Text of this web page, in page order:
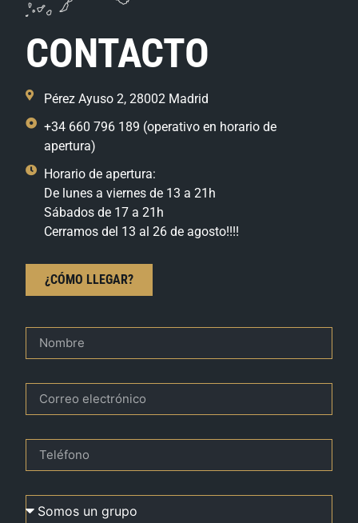
CONTACTO
Pérez Ayuso 2, 28002 Madrid
+34 660 796 189 (operativo en horario de
apertura)
Horario de apertura:
De lunes a viernes de 13 a 21h
Sábados de 17 a 21h
Cerramos del 13 al 26 de agosto!!!!
¿CÓMO LLEGAR?